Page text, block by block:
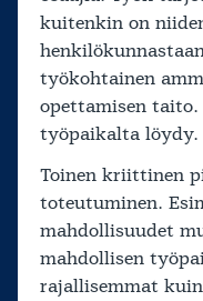
kuitenkin on
työkohtainen
opettamisen
työpaikalta löydy.
Toinen kriittinen
toteutuminen.
mahdollisuudet
mahdollisen
rajallisemmat